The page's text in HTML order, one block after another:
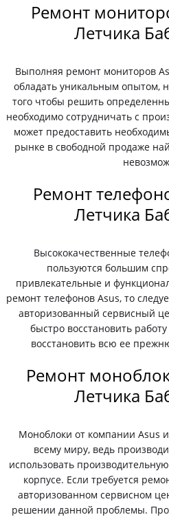
Ремонт
Летчика
Выполняя ремонт мониторов
обладать уникальным опытом,
того чтобы решить
необходимо сотрудничать с
может предоставить
рынке в свободной продаже
Ремонт
Летчика
Высококачественные
пользуются большим
привлекательные и
ремонт телефонов Asus, то
авторизованный сервисный
быстро восстановить
восстановить всю ее
Ремонт
Летчика
Моноблоки от компании Asus
всему миру, ведь
использовать
корпусе. Если требуется
авторизованном сервисном
решении данной проблемы.